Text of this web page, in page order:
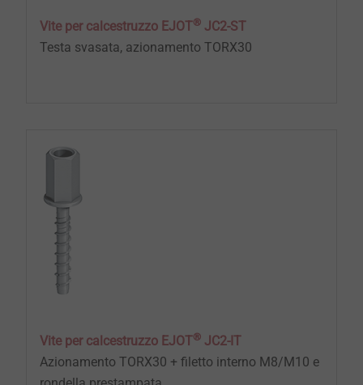
Vite per calcestruzzo EJOT® JC2-ST
Testa svasata, azionamento TORX30
Vite per calcestruzzo EJOT® JC2-IT
Azionamento TORX30 + filetto interno M8/M10 e